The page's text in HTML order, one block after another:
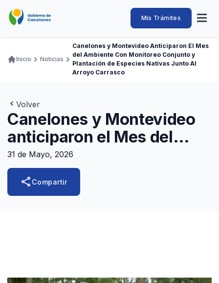
contenido
Intendencia
de
Canelones
Abrir
Navegación
Mis Trámites
Transparencia
Adquisiciones
Canelones Te Escucha
Teléfonos
Ruta
Inicio Noticias
Canelones y Montevideo Anticiparon El Mes
del Ambiente Con Monitoreo Conjunto y
Plantación de Especies Nativas Junto Al
Arroyo Carrasco
Volver
Canelones y Montevideo
anticiparon el Mes del
Ambiente con monitoreo
conjunto y plantación de
especies nativas junto al
31 de Mayo, 2026
share Compartir